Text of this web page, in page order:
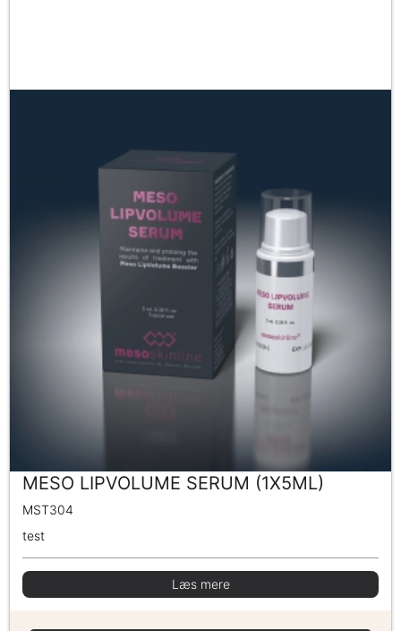
MESO LIPVOLUME SERUM (1X5ML)
MST304
test
Læs mere